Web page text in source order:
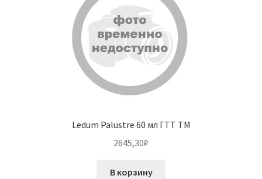
Ledum Palustre 60 мл ГТТ ТМ
2645,30₽
В корзину